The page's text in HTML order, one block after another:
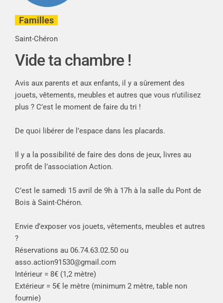
Familles
Saint-Chéron
Vide ta chambre !
Avis aux parents et aux enfants, il y a sûrement des
jouets, vêtements, meubles et autres que vous n’utilisez
plus ? C’est le moment de faire du tri !
De quoi libérer de l’espace dans les placards.
Il y a la possibilité de faire des dons de jeux, livres au
profit de l’association Action.
C’est le samedi 15 avril de 9h à 17h à la salle du Pont de
Bois à Saint-Chéron.
Envie d’exposer vos jouets, vêtements, meubles et autres
?
Réservations au 06.74.63.02.50 ou
asso.action91530@gmail.com
Intérieur = 8€ (1,2 mètre)
Extérieur = 5€ le mètre (minimum 2 mètre, table non
fournie)